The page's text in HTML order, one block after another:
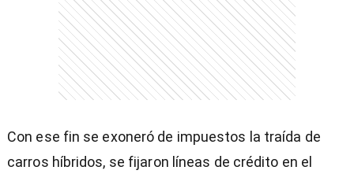
Con ese fin se exoneró de impuestos la traída de
carros híbridos, se fijaron líneas de crédito en el